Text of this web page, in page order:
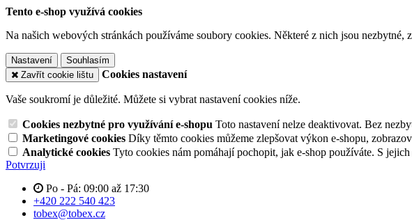
Tento e-shop využívá cookies
Na našich webových stránkách používáme soubory cookies. Některé z nich jsou
Nastavení
Souhlasím
Zavřít cookie lištu
Cookies nastavení
Vaše soukromí je důležité. Můžete si vybrat nastavení cookies níže.
Cookies nezbytné pro využívání e-shopu Toto nastavení nelze deaktivovat. Bez
Marketingové cookies Díky těmto cookies můžeme zlepšovat výkon e-shopu,
Analytické cookies Tyto cookies nám pomáhají pochopit, jak e-shop používáte. S
Potvrzuji
Po - Pá: 09:00 až 17:30
+420 222 540 423
tobex@tobex.cz